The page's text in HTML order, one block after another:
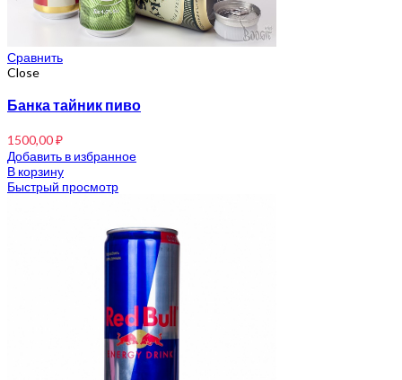
Сравнить
Close
Банка тайник пиво
1500,00₽
Добавить в избранное
В корзину
Быстрый просмотр